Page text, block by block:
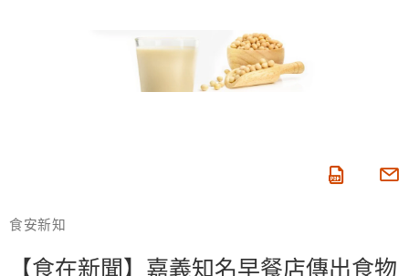
食安新知
【食在新聞】嘉義知名早餐店傳出食物